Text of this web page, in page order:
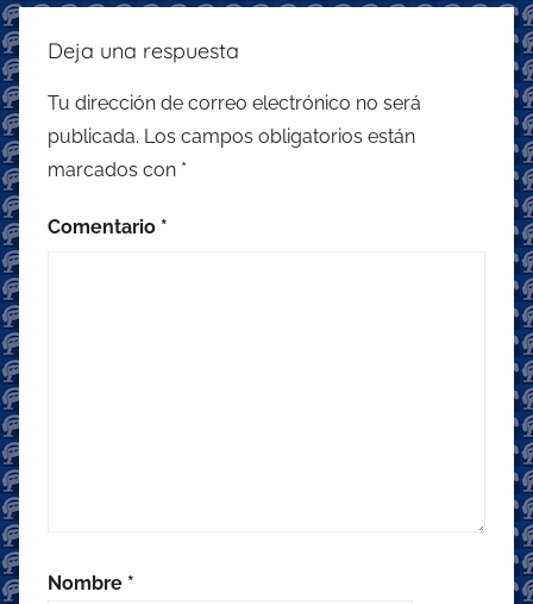
Deja una respuesta
Tu dirección de correo electrónico no será
publicada. Los campos obligatorios están
marcados con *
Comentario *
Nombre *